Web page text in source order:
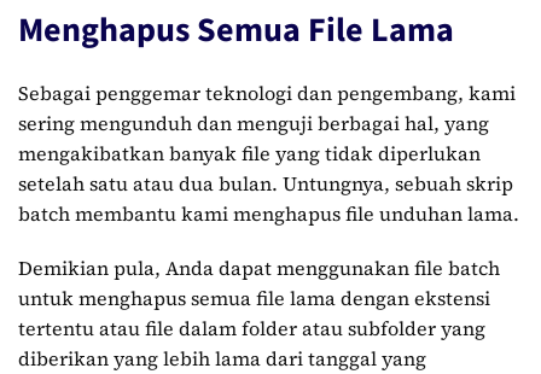
Menghapus Semua File Lama
Sebagai penggemar teknologi dan pengembang, kami
sering mengunduh dan menguji berbagai hal, yang
mengakibatkan banyak file yang tidak diperlukan
setelah satu atau dua bulan. Untungnya, sebuah skrip
batch membantu kami menghapus file unduhan lama.
Demikian pula, Anda dapat menggunakan file batch
untuk menghapus semua file lama dengan ekstensi
tertentu atau file dalam folder atau subfolder yang
diberikan yang lebih lama dari tanggal yang